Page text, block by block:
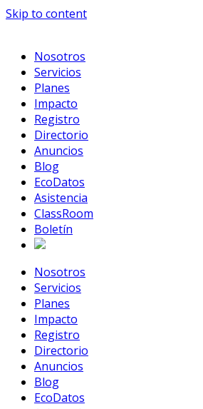
Skip to content
Nosotros
Servicios
Planes
Impacto
Registro
Directorio
Anuncios
Blog
EcoDatos
Asistencia
ClassRoom
Boletín
Nosotros
Servicios
Planes
Impacto
Registro
Directorio
Anuncios
Blog
EcoDatos